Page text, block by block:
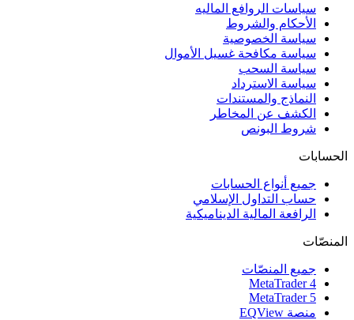
سياسات الروافع الماليه
الأحكام والشروط
سياسة الخصوصية
سياسة مكافحة غسيل الأموال
سياسة السحب
سياسة الاسترداد
النماذج والمستندات
الكشف عن المخاطر
شروط البونص
الحسابات
جميع أنواع الحسابات
حساب التداول الإسلامي
الرافعة المالية الديناميكية
المنصّات
جميع المنصّات
MetaTrader 4
MetaTrader 5
منصة EQView